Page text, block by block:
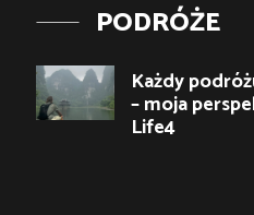
PODRÓŻE
Każdy
– moja
Life4